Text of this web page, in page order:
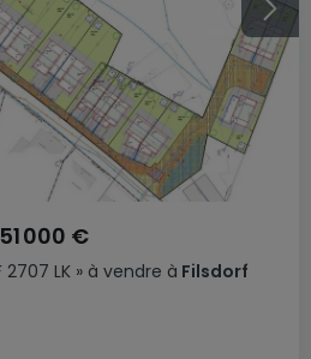
2707 LK » à vendre à Filsdorf
000 €